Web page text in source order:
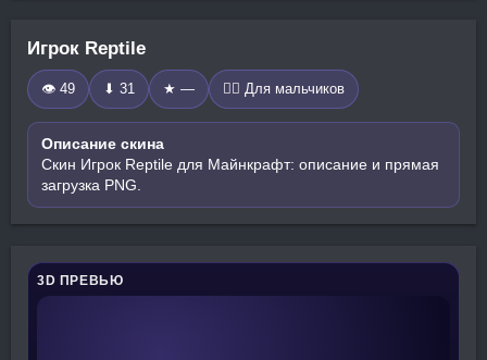
Игрок Reptile
👁 49 ⬇ 31 ★ — 🧍‍♂️ Для мальчиков
Описание скина
Скин Игрок Reptile для Майнкрафт: описание и прямая
загрузка PNG.
3D ПРЕВЬЮ